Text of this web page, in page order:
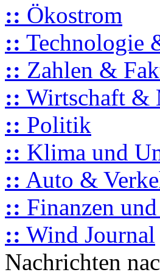
:: Ökostrom
:: Technologie
:: Zahlen &
:: Wirtschaft &
:: Politik
:: Klima und
:: Auto &
:: Finanzen
:: Wind Journal
Nachrichten